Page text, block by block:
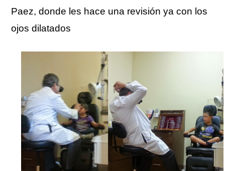
Paez, donde les hace una revisión ya con los
ojos dilatados